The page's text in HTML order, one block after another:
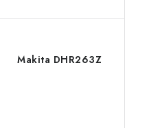
Makita DHR263Z